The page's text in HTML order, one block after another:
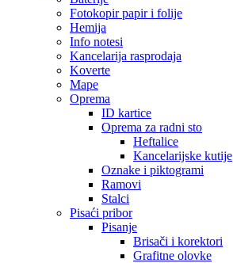
Fotokopir papir i folije
Hemija
Info notesi
Kancelarija rasprodaja
Koverte
Mape
Oprema
ID kartice
Oprema za radni sto
Heftalice
Kancelarijske kutije
Oznake i piktogrami
Ramovi
Stalci
Pisaći pribor
Pisanje
Brisači i korektori
Grafitne olovke